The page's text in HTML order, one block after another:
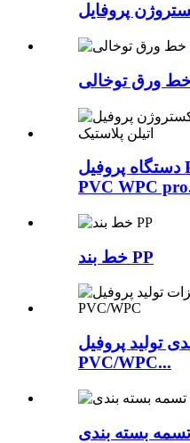
دستگاه پروفیل PVC PP PE پلاستیک
PVC WPC
خط بند PP
تولید پروفیل
PVC/WPC...